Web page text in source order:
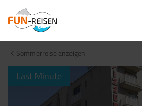
0Reise/n auf deiner Merkliste
Keine Reisen auf der Merkliste
Sommerreise anzeigen
Last Minute